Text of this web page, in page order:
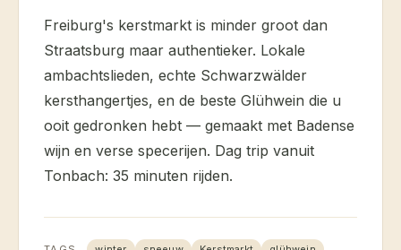
Freiburg's kerstmarkt is minder groot dan
Straatsburg maar authentieker. Lokale
ambachtslieden, echte Schwarzwälder
kersthangertjes, en de beste Glühwein die u
ooit gedronken hebt — gemaakt met Badense
wijn en verse specerijen. Dag trip vanuit
Tonbach: 35 minuten rijden.